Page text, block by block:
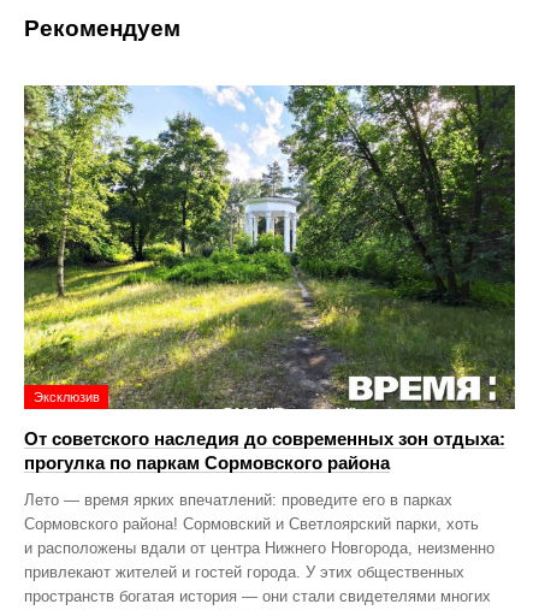
Рекомендуем
Эксклюзив
От советского наследия до современных зон отдыха:
прогулка по паркам Сормовского района
Лето — время ярких впечатлений: проведите его в парках
Сормовского района! Сормовский и Светлоярский парки, хоть
и расположены вдали от центра Нижнего Новгорода, неизменно
привлекают жителей и гостей города. У этих общественных
пространств богатая история — они стали свидетелями многих